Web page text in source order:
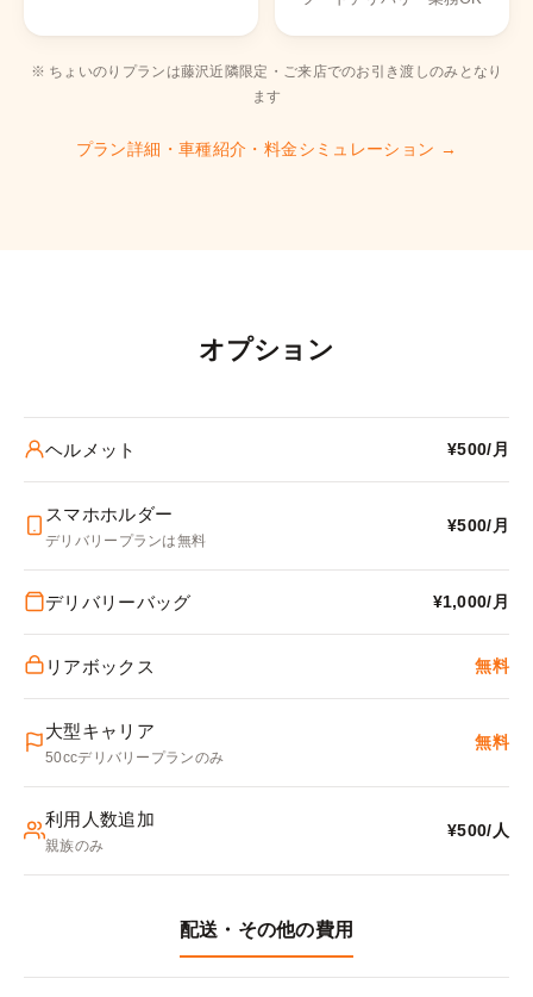
※ ちょいのりプランは藤沢近隣限定・ご来店でのお引き渡しのみとなり
ます
プラン詳細・車種紹介・料金シミュレーション →
オプション
ヘルメット ¥500/月
スマホホルダー
デリバリープランは無料
¥500/月
デリバリーバッグ ¥1,000/月
リアボックス 無料
大型キャリア
50ccデリバリープランのみ
無料
利用人数追加
親族のみ
¥500/人
配送・その他の費用